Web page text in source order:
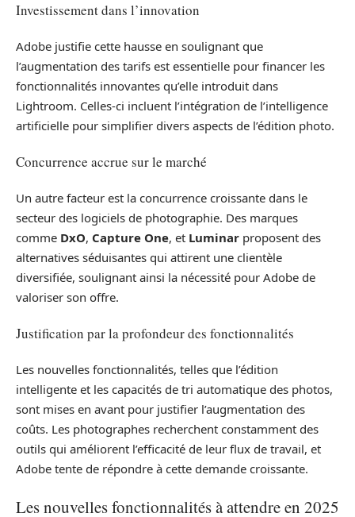
Investissement dans l’innovation
Adobe justifie cette hausse en soulignant que
l’augmentation des tarifs est essentielle pour financer les
fonctionnalités innovantes qu’elle introduit dans
Lightroom. Celles-ci incluent l’intégration de l’intelligence
artificielle pour simplifier divers aspects de l’édition photo.
Concurrence accrue sur le marché
Un autre facteur est la concurrence croissante dans le
secteur des logiciels de photographie. Des marques
comme DxO, Capture One, et Luminar proposent des
alternatives séduisantes qui attirent une clientèle
diversifiée, soulignant ainsi la nécessité pour Adobe de
valoriser son offre.
Justification par la profondeur des fonctionnalités
Les nouvelles fonctionnalités, telles que l’édition
intelligente et les capacités de tri automatique des photos,
sont mises en avant pour justifier l’augmentation des
coûts. Les photographes recherchent constamment des
outils qui améliorent l’efficacité de leur flux de travail, et
Adobe tente de répondre à cette demande croissante.
Les nouvelles fonctionnalités à attendre en 2025